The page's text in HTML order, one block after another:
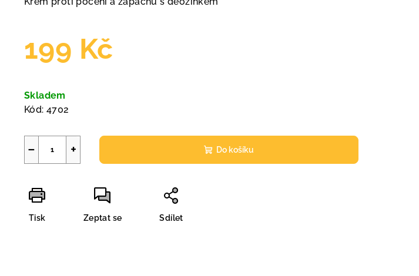
199 Kč
cena:
Skladem
Kód: 4702
+
− Do košíku
Tisk Zeptat se Sdílet